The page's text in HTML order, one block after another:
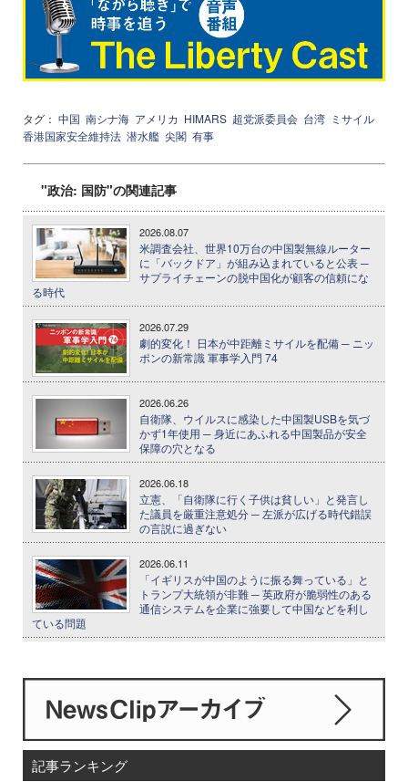
タグ： 中国 南シナ海 アメリカ HIMARS 超党派委員会 台湾 ミサイル
香港国家安全維持法 潜水艦 尖閣 有事
"政治: 国防"の関連記事
2026.08.07
米調査会社、世界10万台の中国製無線ルーター
に「バックドア」が組み込まれていると公表 ─
サプライチェーンの脱中国化が顧客の信頼にな
る時代
2026.07.29
劇的変化！ 日本が中距離ミサイルを配備 ─ ニッ
ポンの新常識 軍事学入門 74
2026.06.26
自衛隊、ウイルスに感染した中国製USBを気づ
かず1年使用 ─ 身近にあふれる中国製品が安全
保障の穴となる
2026.06.18
立憲、「自衛隊に行く子供は貧しい」と発言し
た議員を厳重注意処分 ─ 左派が広げる時代錯誤
の言説に過ぎない
2026.06.11
「イギリスが中国のように振る舞っている」と
トランプ大統領が非難 ─ 英政府が脆弱性のある
通信システムを企業に強要して中国などを利し
ている問題
記事ランキング